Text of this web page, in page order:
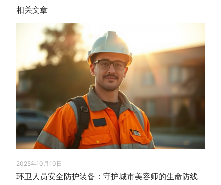
相关文章
2025年10月10日
环卫人员安全防护装备：守护城市美容师的生命防线